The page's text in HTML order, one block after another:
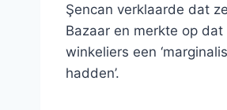
Şencan verklaarde dat
Bazaar en merkte op
winkeliers een
hadden’.